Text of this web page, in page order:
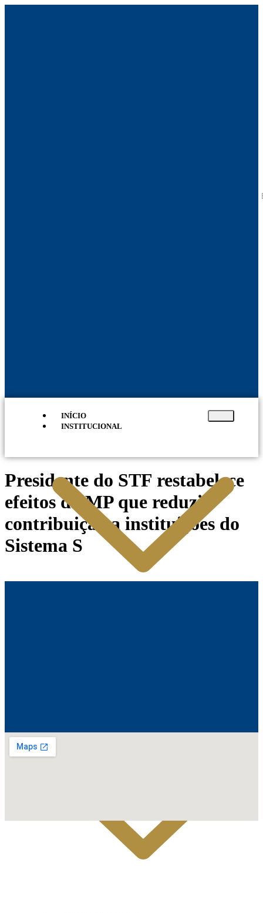
INÍCIO
INSTITUCIONAL
Presidente do STF restabelece
efeitos da MP que reduziu
contribuição a instituições do
Sistema S